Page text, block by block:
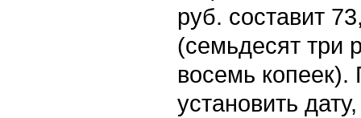
руб. составит
(семьдесят три
восемь
установить